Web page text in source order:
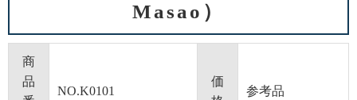
Masao）
商
品
NO.K0101
価
参考品